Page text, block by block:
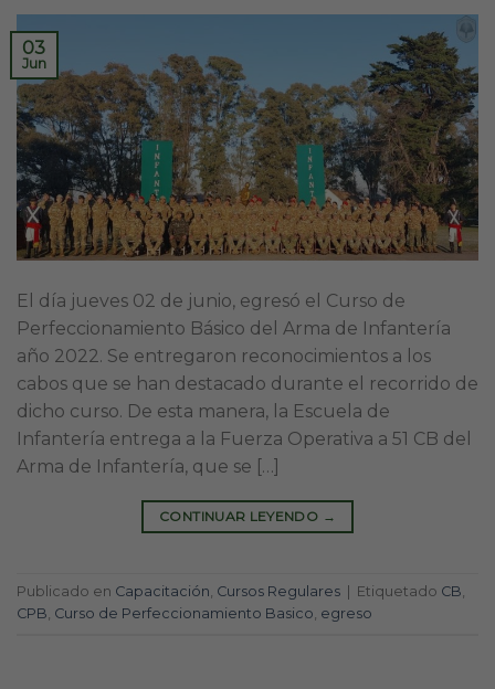
03
Jun
El día jueves 02 de junio, egresó el Curso de
Perfeccionamiento Básico del Arma de Infantería
año 2022. Se entregaron reconocimientos a los
cabos que se han destacado durante el recorrido de
dicho curso. De esta manera, la Escuela de
Infantería entrega a la Fuerza Operativa a 51 CB del
Arma de Infantería, que se […]
CONTINUAR LEYENDO →
Publicado en Capacitación, Cursos Regulares Etiquetado CB,
CPB, Curso de Perfeccionamiento Basico, egreso